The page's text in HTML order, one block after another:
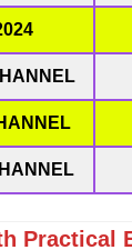
Practical